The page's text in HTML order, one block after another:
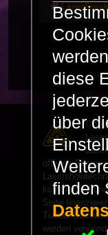
Powered
©
offenes Forum
kommerziell
Seite
Traffic.
werden
diese
über
finden